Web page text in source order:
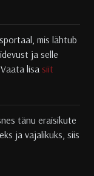
mis lähtub
ja selle
lisa siit
tänu eraisikute
ja vajalikuks, siis